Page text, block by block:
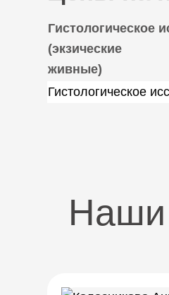
Гистологическое
(экзические
живные)
Гистологическое
Наши